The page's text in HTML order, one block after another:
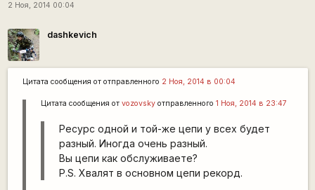
2 Ноя, 2014 00:04
dashkevich
Цитата сообщения от отправленного 2 Ноя, 2014 в 00:04
Цитата сообщения от vozovskyотправленного 1 Ноя, 2014 в 23:47
Ресурс одной и той-же цепи у всех будет
разный. Иногда очень разный.
Вы цепи как обслуживаете?
P.S. Хвалят в основном цепи рекорд.